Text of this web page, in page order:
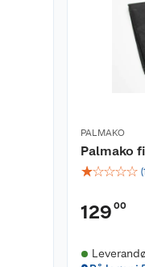
PALMAKO
Palmako
☆☆☆☆☆ (1
129 00